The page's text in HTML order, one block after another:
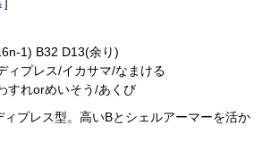
]
1) B32 D13(余り)
ィプレス/イカサマ/なまける
すれorめいそう/あくび
ィプレス型。高いBとシェルアーマーを活か